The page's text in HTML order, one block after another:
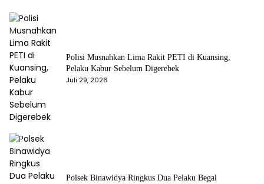
Polisi Musnahkan Lima Rakit PETI di Kuansing,
Pelaku Kabur Sebelum Digerebek
Juli 29, 2026
Polsek Binawidya Ringkus Dua Pelaku Begal